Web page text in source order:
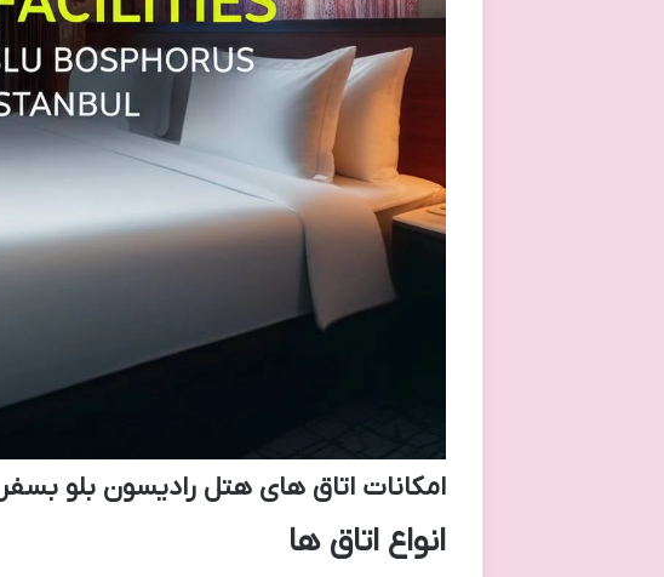
امکانات اتاق های هتل رادیسون بلو بسفر
انواع اتاق ها